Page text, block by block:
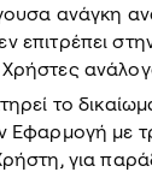
ανάγκη
επιτρέπει
το
Εφαρμογή με
για